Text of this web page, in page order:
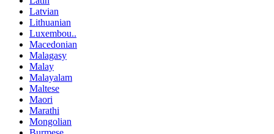
Latvian
Lithuanian
Luxembou..
Macedonian
Malagasy
Malay
Malayalam
Maltese
Maori
Marathi
Mongolian